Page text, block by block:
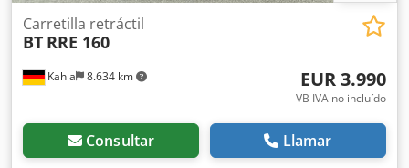
Kahla 8.634 km
Carretilla retráctil
BT RRE 160
EUR 3.990
VB IVA no incluído
Consultar Llamar